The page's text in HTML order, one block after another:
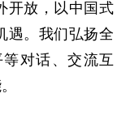
开放，以中国式
遇。我们弘扬全
对话、交流互